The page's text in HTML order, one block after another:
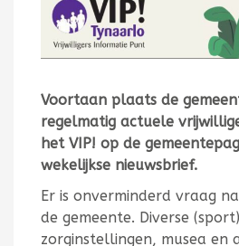
Voortaan plaats de
regelmatig actuele
het VIP! op de
wekelijkse nieuwsbrief.
Er is onverminderd vraag
de gemeente. Diverse
zorginstellingen, musea en